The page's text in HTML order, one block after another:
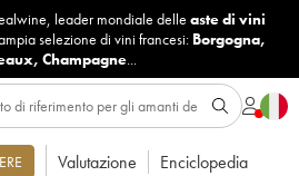
leader mondiale delle aste di vini
selezione di vini francesi: Borgogna,
, Champagne...
Valutazione Enciclopedia